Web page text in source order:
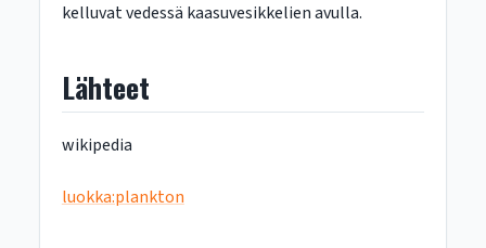
kelluvat vedessä kaasuvesikkelien avulla.
Lähteet
wikipedia
luokka:plankton